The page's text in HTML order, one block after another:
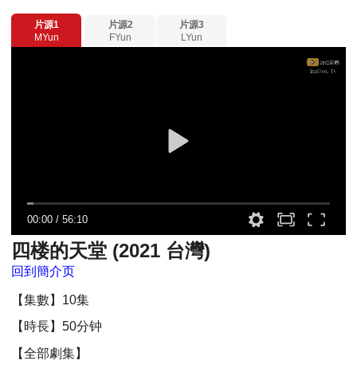
片源1
MYun
片源2
FYun
片源3
LYun
00:00 /56:10
四楼的天堂 (2021 台灣)
回到簡介页
【集數】10集
【時長】50分钟
【全部劇集】